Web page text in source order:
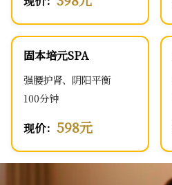
固本培元SPA
强腰护肾、阴阳平衡
100分钟
现价： 598元